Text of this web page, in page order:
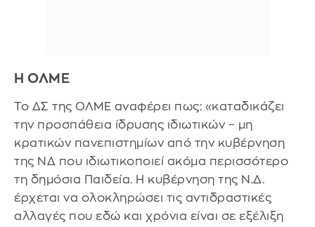
Η ΟΛΜΕ
Το ΔΣ της ΟΛΜΕ αναφέρει πως: «καταδικάζει
την προσπάθεια ίδρυσης ιδιωτικών – μη
κρατικών πανεπιστημίων από την κυβέρνηση
της ΝΔ που ιδιωτικοποιεί ακόμα περισσότερο
τη δημόσια Παιδεία. Η κυβέρνηση της Ν.Δ.
έρχεται να ολοκληρώσει τις αντιδραστικές
αλλαγές που εδώ και χρόνια είναι σε εξέλιξη